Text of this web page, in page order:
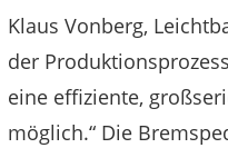
Klaus Vonberg,
der
eine effiziente,
möglich.“ Die